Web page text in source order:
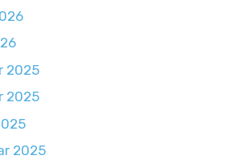
2025
2025
2025